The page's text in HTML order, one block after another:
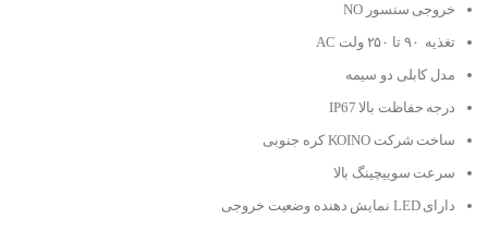
خروجی سنسور NO
تغذیه ۹۰ تا ۲۵۰ ولت AC
مدل کابلی دو سیمه
درجه حفاظت بالا IP67
ساخت شرکت KOINO کره جنوبی
سرعت سوییچینگ بالا
دارای LED نمایش دهنده وضعیت خروجی